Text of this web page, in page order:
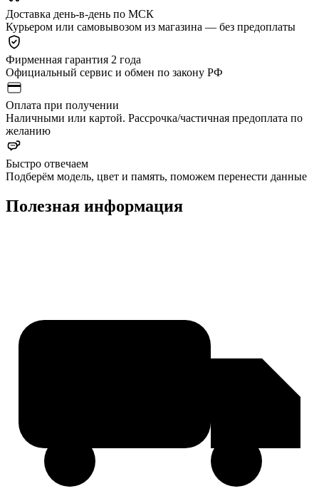
Доставка день-в-день по МСК
Курьером или самовывозом из магазина — без предоплаты
Фирменная гарантия 2 года
Официальный сервис и обмен по закону РФ
Оплата при получении
Наличными или картой. Рассрочка/частичная предоплата по
желанию
Быстро отвечаем
Подберём модель, цвет и память, поможем перенести данные
Полезная информация